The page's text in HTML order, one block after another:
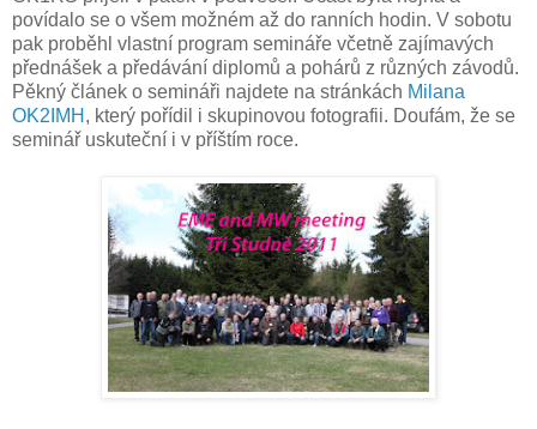
povídalo se o všem možném až do ranních hodin. V sobotu
pak proběhl vlastní program semináře včetně zajímavých
přednášek a předávání diplomů a pohárů z různých závodů.
Pěkný článek o semináři najdete na stránkách Milana
OK2IMH , který pořídil i skupinovou fotografii. Doufám, že se
seminář uskuteční i v příštím roce.